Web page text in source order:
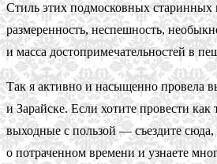
Стиль этих подмосковных
размеренность, неспешность,
и масса достопримечательностей в
Так я активно и насыщенно провела
и Зарайске. Если хотите провести как
выходные с пользой — съездите сюда,
о потраченном времени и узнаете